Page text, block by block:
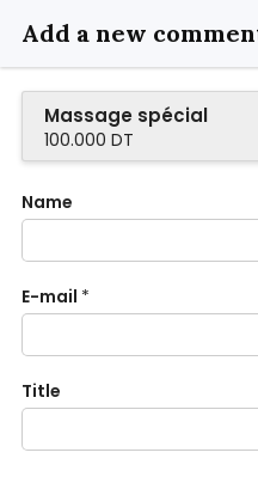
Add a new
Massage spécial
100.000 DT
Name
E-mail *
Title